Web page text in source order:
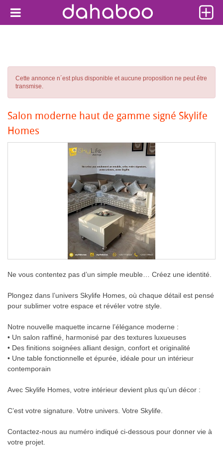
Cette annonce n´est plus disponible et aucune proposition ne peut être
transmise.
Salon moderne haut de gamme signé Skylife
Homes
Ne vous contentez pas d’un simple meuble… Créez une identité.
Plongez dans l’univers Skylife Homes, où chaque détail est pensé
pour sublimer votre espace et révéler votre style.
Notre nouvelle maquette incarne l’élégance moderne :
• Un salon raffiné, harmonisé par des textures luxueuses
• Des finitions soignées alliant design, confort et originalité
• Une table fonctionnelle et épurée, idéale pour un intérieur
contemporain
Avec Skylife Homes, votre intérieur devient plus qu’un décor :
C’est votre signature. Votre univers. Votre Skylife.
Contactez-nous au numéro indiqué ci-dessous pour donner vie à
votre projet.